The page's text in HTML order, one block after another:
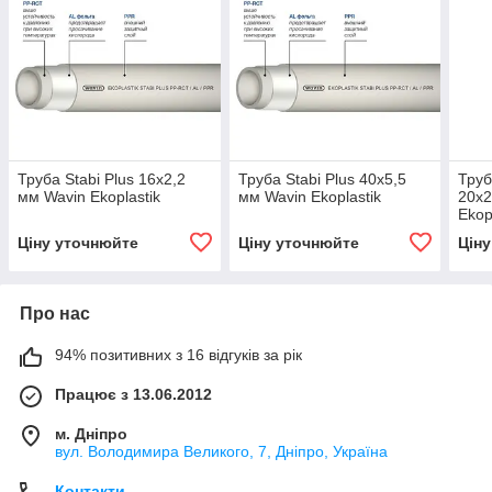
Труба Stabi Plus 16х2,2
мм Wavin Ekoplastik
Ціну уточнюйте
Труба Stabi Plus 40х5,5
мм Wavin Ekoplastik
Ціну уточнюйте
Про нас
94% позитивних з 16 відгуків за рік
Працює з 13.06.2012
м. Дніпро
вул. Володимира Великого, 7, Дніпро, Україна